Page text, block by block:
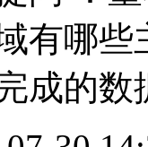
有哪些
成的数